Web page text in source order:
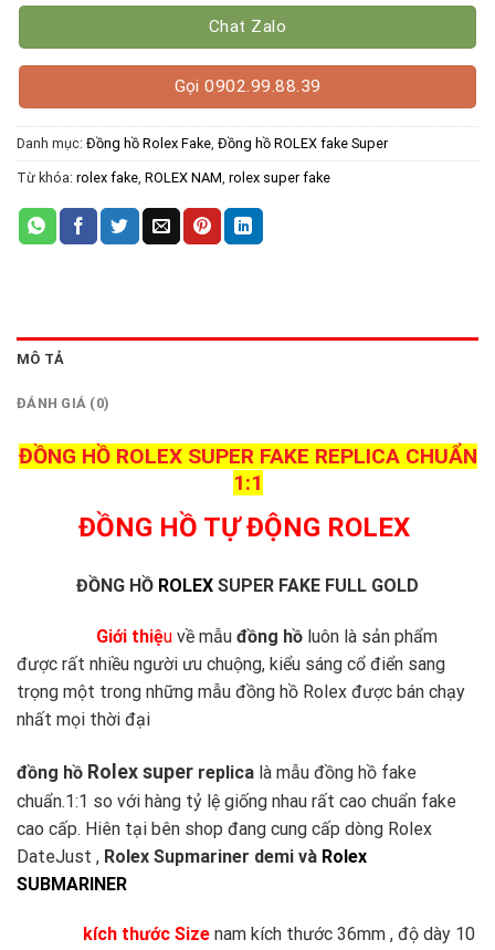
Chat Zalo
Gọi 0902.99.88.39
Danh mục: Đồng hồ Rolex Fake Đồng hồ ROLEX fake Super
Từ khóa: rolex fake ROLEX NAM rolex super fake
MÔ TẢ
ĐÁNH GIÁ (0)
ĐỒNG HỒ ROLEX SUPER FAKE REPLICA CHUẨN
1:1
ĐỒNG HỒ TỰ ĐỘNG ROLEX
ĐỒNG HỒ ROLEX SUPER FAKE FULL GOLD
Giới thiệu về mẫu đồng hồ luôn là sản phẩm
được rất nhiều người ưu chuộng, kiểu sáng cổ điển sang
trọng một trong những mẫu đồng hồ Rolex được bán chạy
nhất mọi thời đại
đồng hồ Rolex super replica là mẫu đồng hồ fake
chuẩn.1:1 so với hàng tỷ lệ giống nhau rất cao chuẩn fake
cao cấp. Hiên tại bên shop đang cung cấp dòng Rolex
DateJust , Rolex Supmariner demi và Rolex
SUBMARINER
kích thước Size nam kích thước 36mm , độ dày 10